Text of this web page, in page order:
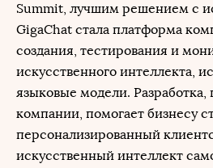
Summit, лучшим решением с
GigaChat стала платформа
создания, тестирования и
искусственного интеллекта,
языковые модели.
компании, помогает бизнесу
персонализированный
искусственный интеллект